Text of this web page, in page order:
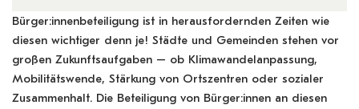
Bürger:innenbeteiligung ist in herausfordernden Zeiten wie
diesen wichtiger denn je! Städte und Gemeinden stehen vor
großen Zukunftsaufgaben – ob Klimawandelanpassung,
Mobilitätswende, Stärkung von Ortszentren oder sozialer
Zusammenhalt. Die Beteiligung von Bürger:innen an diesen